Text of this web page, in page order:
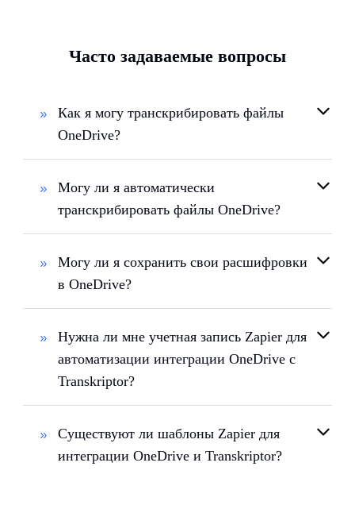
Часто задаваемые вопросы
Как я могу транскрибировать файлы
OneDrive?
Могу ли я автоматически
транскрибировать файлы OneDrive?
Могу ли я сохранить свои расшифровки
в OneDrive?
Нужна ли мне учетная запись Zapier для
автоматизации интеграции OneDrive с
Transkriptor?
Существуют ли шаблоны Zapier для
интеграции OneDrive и Transkriptor?